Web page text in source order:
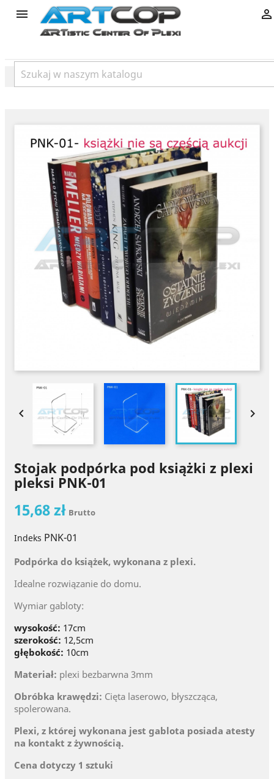
product
 
 
Stojak podpórka pod książki z plexi
pleksi PNK-01
15,68 zł Brutto
Indeks PNK-01
Podpórka do książek, wykonana z plexi.
Idealne rozwiązanie do domu.
Wymiar gabloty:
wysokość: 17cm
szerokość: 12,5cm
głębokość: 10cm
Materiał: plexi bezbarwna 3mm
Obróbka krawędzi: Cięta laserowo, błyszcząca,
spolerowana.
Plexi, z której wykonana jest gablota posiada atesty
na kontakt z żywnością.
Cena dotyczy 1 sztuki